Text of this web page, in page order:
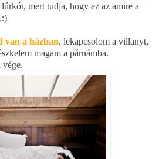
mert tudja, hogy ez az amire a
van a házban, lekapcsolom a villanyt,
magam a párnámba.
vége.